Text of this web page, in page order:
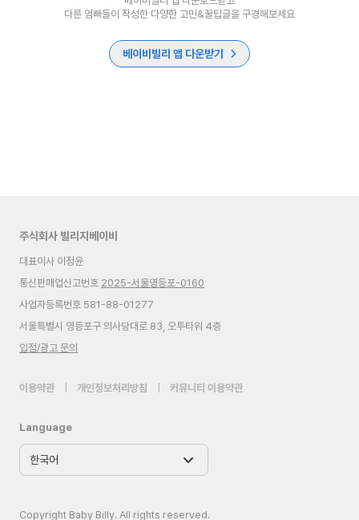
다른 엄빠들이 작성한 다양한 고민&꿀팁글을 구경해보세요
베이비빌리 앱 다운받기
주식회사 빌리지베이비
대표이사 이정윤
통신판매업신고번호 2025-서울영등포-0160
사업자등록번호 581-88-01277
서울특별시 영등포구 의사당대로 83, 오투타워 4층
입점/광고 문의
이용약관 개인정보처리방침 커뮤니티 이용약관
Language
Copyright Baby Billy. All rights reserved.